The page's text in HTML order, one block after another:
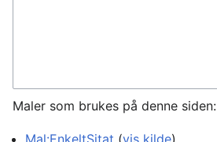
Maler som brukes på denne siden:
Mal:EnkeltSitat (vis kilde)